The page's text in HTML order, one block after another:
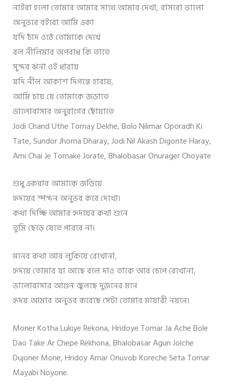
নাইবা হলো তোমার আমার সাথে আমার দেখা,বাসবো ভালো
অনুভবে রইবো আমি একা
যদি চাঁদ ওঠে তোমাকে দেখে
বল নীলিমার অপরাধ কি তাতে
সুন্দর ঝর্না ওই ধারায়
যদি নীল আকাশ দিগন্তে হারায়,
আমি চায় যে তোমাকে জড়াতে
ভালোবাসার অনুরাগের ছোঁয়াতে
Jodi Chand Uthe Tomay Dekhe,Bolo Nilimar Oporadh Ki
Tate,Sundor Jhorna Dharay,Jodi Nil Akash Digonte Haray,
Ami Chai Je Tomake Jorate,Bhalobasar Onurager Choyate
শুধু একবার আমাকে জড়িয়ে
হৃদয়ের স্পন্দন অনুভব করে দেখো।
কথা দিচ্ছি আমার হৃদয়ের কথা শুনে
তুমি ছেড়ে যেতে পারবে না।
মনের কথা আর লুকিয়ে রেখোনা,
হৃদয়ে তোমার যা আছে বলে দাও তাকে আর চেপে রেখোনা,
ভালোবাসার আগুন জ্বলছে দুজনের মনে
হৃদয় আমার অনুভব করেছে সেটা তোমার মায়াবী নয়নে।
Moner Kotha Lukiye Rekona, Hridoye Tomar Ja Ache Bole
Dao Take Ar Chepe Rekhona, Bhalobasar Agun Jolche
Dujoner Mone, Hridoy Amar Onuvob Koreche Seta Tomar
Mayabi Noyone.